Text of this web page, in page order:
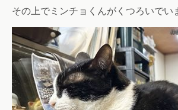
その上でミンチョくんがくつろいでい